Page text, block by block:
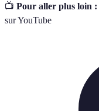
📺 Pour aller plus loin :
sur YouTube